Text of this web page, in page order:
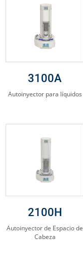
3100A
Autoinyector para líquidos
2100H
Autoinyector de Espacio de
Cabeza